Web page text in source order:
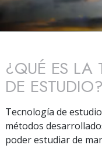
¿QUÉ ES LA
DE ESTUDIO?
Tecnología de
métodos
poder estudiar de